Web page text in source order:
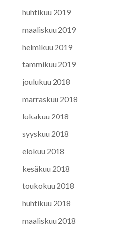
huhtikuu 2019
maaliskuu 2019
helmikuu 2019
tammikuu 2019
joulukuu 2018
marraskuu 2018
lokakuu 2018
syyskuu 2018
elokuu 2018
kesäkuu 2018
toukokuu 2018
huhtikuu 2018
maaliskuu 2018